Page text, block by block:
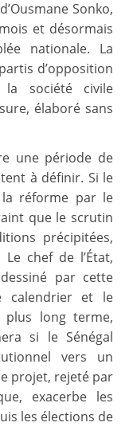
Sonko,
et désormais
nationale. La
d’opposition
société civile
élaboré sans
une période de
à définir. Si le
réforme par le
que le scrutin
précipitées,
chef de l’État,
par cette
calendrier et le
long terme,
si le Sénégal
vers un
projet, rejeté par
exacerbe les
les élections de